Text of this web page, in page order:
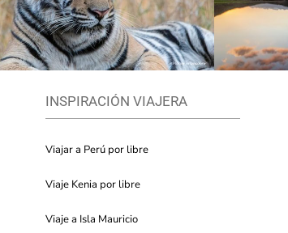
INSPIRACIÓN VIAJERA
Viajar a Perú por libre
Viaje Kenia por libre
Viaje a Isla Mauricio